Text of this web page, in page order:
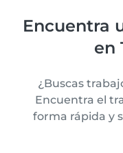
Encuentra
en
¿Buscas
Encuentra el
forma rápida y